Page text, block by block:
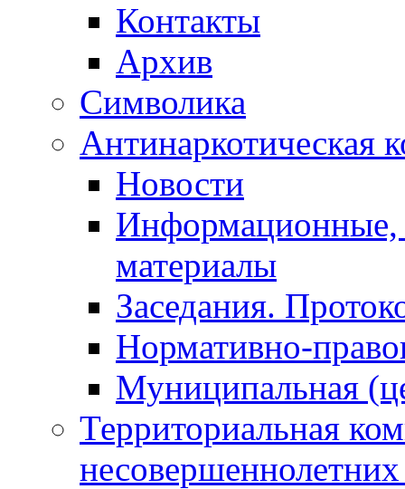
Контакты
Архив
Символика
Антинаркотическая
Новости
Информационные,
материалы
Заседания.
Нормативно-
Муниципальная
Территориальная